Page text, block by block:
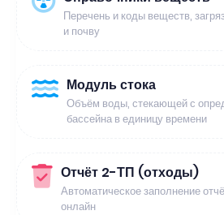
Перечень и коды веществ,
и почву
Модуль стока
Объём воды, стекающей с
бассейна в единицу времени
Отчёт 2-ТП (отходы)
Автоматическое заполнение
онлайн